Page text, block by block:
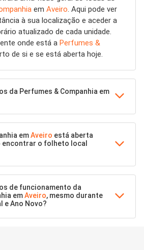
em Aveiro. Aqui pode ver
à sua localização e aceder a
atualizado de cada unidade.
onde está a Perfumes &
de si e se está aberta hoje.
da Perfumes & Companhia em
emAveiro está aberta
encontrar o folheto local
de funcionamento da
emAveiro, mesmo durante
e Ano Novo?